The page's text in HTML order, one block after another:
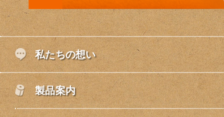
私たちの想い
製品案内